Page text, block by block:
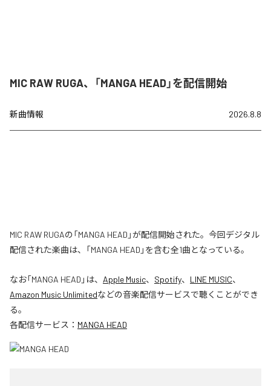
MIC RAW RUGA、「MANGA HEAD」を配信開始
新曲情報 2026.8.8
MIC RAW RUGAの「MANGA HEAD」が配信開始された。今回デジタル
配信された楽曲は、「MANGA HEAD」を含む全1曲となっている。
なお「MANGA HEAD 」は、 Apple Music、 Spotify、 LINE MUSIC、
Amazon Music Unlimitedなどの音楽配信サービスで聴くことができ
る。
各配信サービス： MANGA HEAD